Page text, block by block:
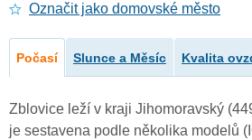
Označit jako domovské město
Počasí Slunce a Měsíc Kvalita
Zblovice leží v kraji Jihomoravský
je sestavena podle několika modelů